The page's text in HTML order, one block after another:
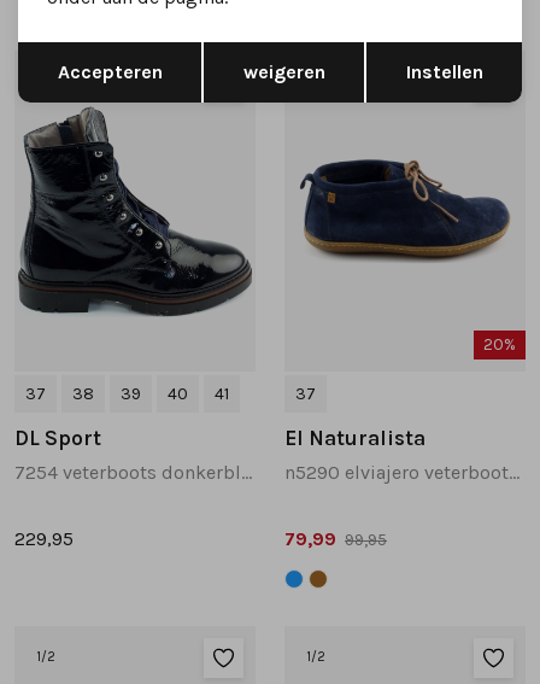
37 38 39 40 41
DL Sport
7254 veterboots donkerblauw
229,95
1/2
20%
37
El Naturalista
n5290 elviajero veterboots donkerblauw
79,99 99,95
1 /2 1 /2
Terug Opslaan
Accepteren weigeren Instellen